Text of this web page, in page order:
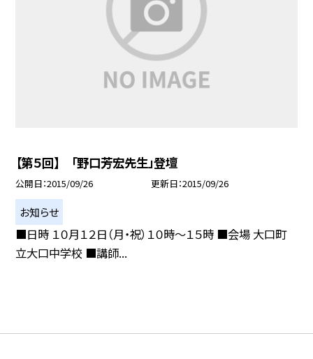
【第５回】 「野口芳宏先生」登壇
公開日 2015/09/26 更新日 2015/09/26
お知らせ
■日時 １０月１２日（月・祝）１０時〜１５時 ■会場 大口町
立大口中学校 ■講師...